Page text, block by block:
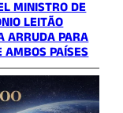
MINISTRO DE
LEITÃO
ARRUDA PARA
AMBOS PAÍSES